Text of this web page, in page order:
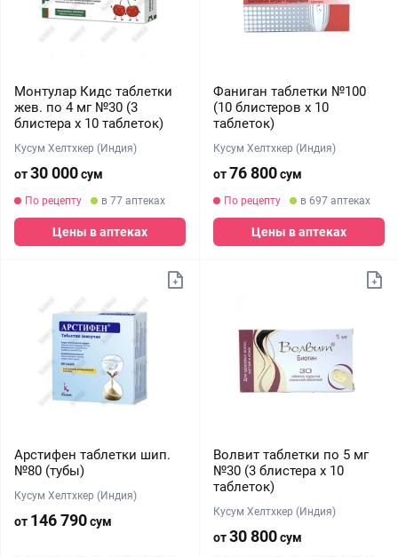
Монтулар Кидс таблетки
жев. по 4 мг №30 (3
блистера х 10 таблеток)
Кусум Хелтхкер (Индия)
от30 000сум
По рецепту в 77 аптеках
Цены в аптеках
Фаниган таблетки №100
(10 блистеров х 10
таблеток)
Кусум Хелтхкер (Индия)
от76 800сум
По рецепту в 697 аптеках
Цены в аптеках
Арстифен таблетки шип.
№80 (тубы)
Кусум Хелтхкер (Индия)
от 146 790сум
Волвит таблетки по 5 мг
№30 (3 блистера х 10
таблеток)
Кусум Хелтхкер (Индия)
от30 800сум